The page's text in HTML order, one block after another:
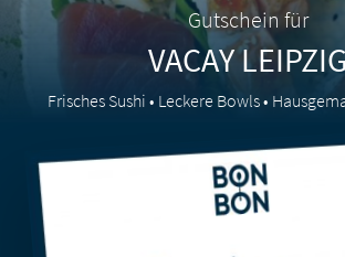
GUTSCHEIN EINLÖSEN
FÜR GASTRONOMEN
Frisches Sushi • Leckere Bowls •
Gutschein für
VACAYLEIPZIG